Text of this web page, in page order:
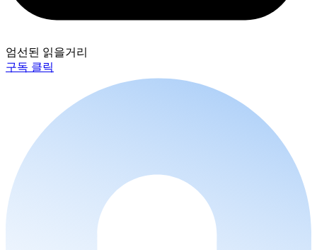
엄선된 읽을거리
구독 클릭